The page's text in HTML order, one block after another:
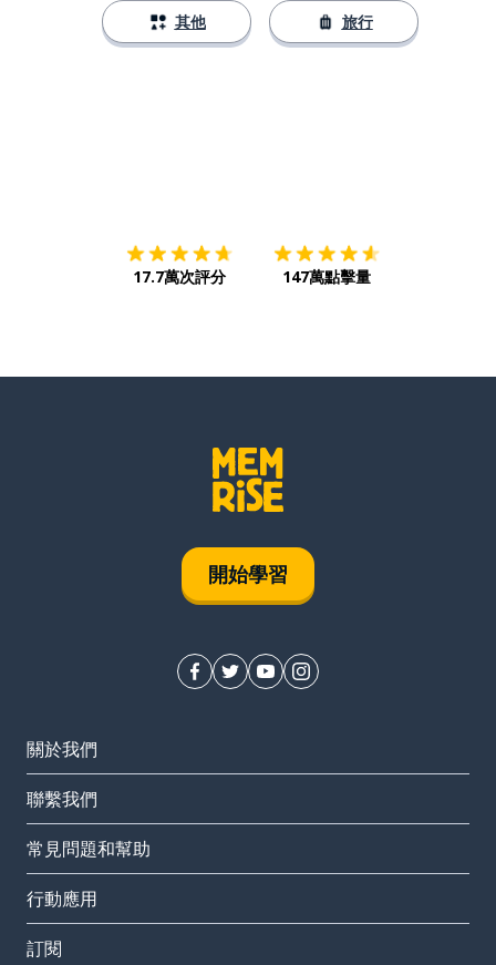
其他 旅行
17.7萬次評分 147萬點擊量
開始學習
關於我們
聯繫我們
常見問題和幫助
行動應用
訂閱